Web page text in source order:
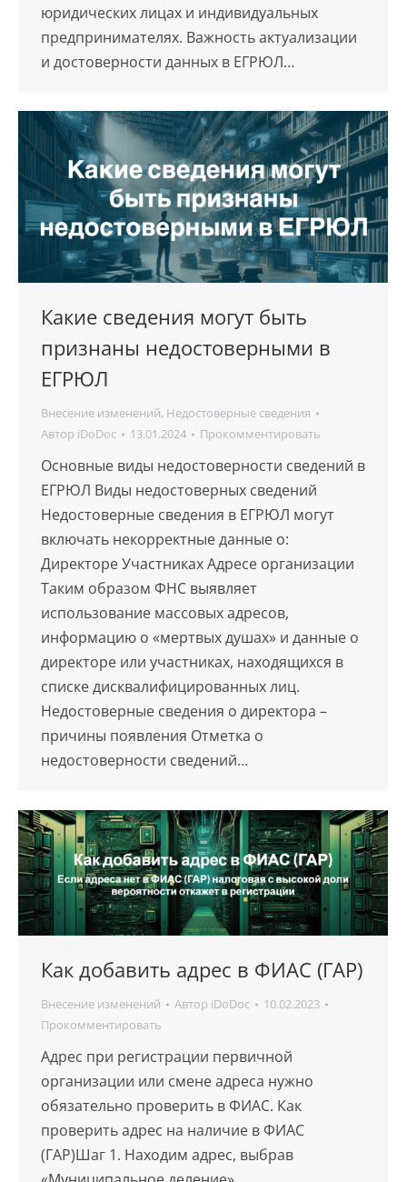
юридических лицах и индивидуальных
предпринимателях. Важность актуализации
и достоверности данных в ЕГРЮЛ…
Какие сведения могут быть
признаны недостоверными в
ЕГРЮЛ
Внесение изменений, Недостоверные сведения
Автор iDoDoc 13.01.2024 Прокомментировать
Основные виды недостоверности сведений в
ЕГРЮЛ Виды недостоверных сведений
Недостоверные сведения в ЕГРЮЛ могут
включать некорректные данные о:
Директоре Участниках Адресе организации
Таким образом ФНС выявляет
использование массовых адресов,
информацию о «мертвых душах» и данные о
директоре или участниках, находящихся в
списке дисквалифицированных лиц.
Недостоверные сведения о директора –
причины появления Отметка о
недостоверности сведений…
Как добавить адрес в ФИАС (ГАР)
Внесение изменений Автор iDoDoc
10.02.2023
Прокомментировать
Адрес при регистрации первичной
организации или смене адреса нужно
обязательно проверить в ФИАС. Как
проверить адрес на наличие в ФИАС
(ГАР)Шаг 1. Находим адрес, выбрав